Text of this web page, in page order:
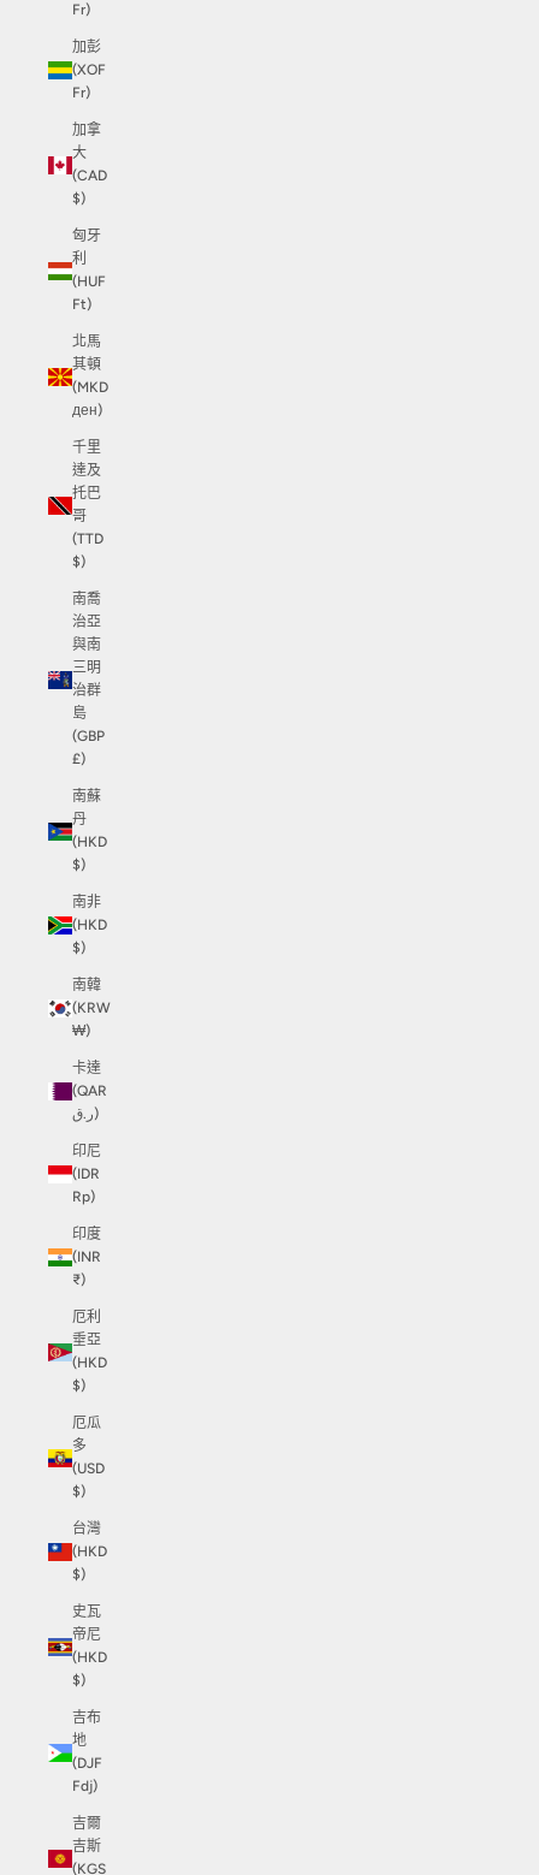
Fr)
加彭
(XOF
Fr)
加拿
大
(CAD
$)
匈牙
利
(HUF
Ft)
北馬
其頓
(MKD
ден)
千里
達及
托巴
哥
(TTD
$)
南喬
治亞
與南
三明
治群
島
(GBP
£)
南蘇
丹
(HKD
$)
南非
(HKD
$)
南韓
(KRW
₩)
卡達
(QAR
ر.ق)
印尼
(IDR
Rp)
印度
(INR
₹)
厄利
垂亞
(HKD
$)
厄瓜
多
(USD
$)
台灣
(HKD
$)
史瓦
帝尼
(HKD
$)
吉布
地
(DJF
Fdj)
吉爾
吉斯
(KGS